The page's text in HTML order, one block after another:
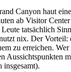
Canyon haut
ab Visitor
tatsächlich
nix. Der
zu erreichen.